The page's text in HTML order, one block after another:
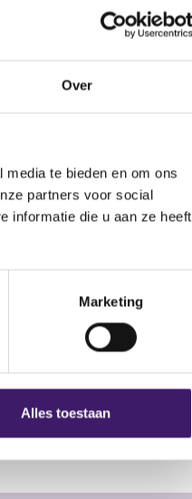
Over
te bieden en om ons
partners voor social
informatie die u aan ze heeft
Marketing
Alles toestaan
Prijs
- CXE ORDER
- CXE ORDER
432,70
MARKET
MARKET 432,70